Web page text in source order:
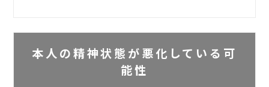
本人の精神状態が悪化している可
能性